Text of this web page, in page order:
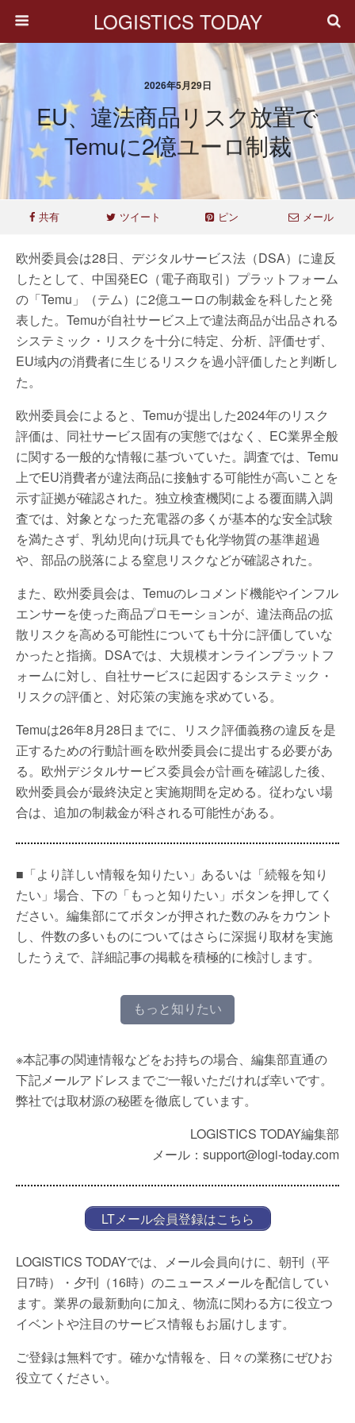
LOGISTICS TODAY
2026年5月29日
EU、違法商品リスク放置で
Temuに2億ユーロ制裁
共有 ツイート ピン メール
欧州委員会は28日、デジタルサービス法（DSA）に違反
したとして、中国発EC（電子商取引）プラットフォーム
の「Temu」（テム）に2億ユーロの制裁金を科したと発
表した。Temuが自社サービス上で違法商品が出品される
システミック・リスクを十分に特定、分析、評価せず、
EU域内の消費者に生じるリスクを過小評価したと判断し
た。
欧州委員会によると、Temuが提出した2024年のリスク
評価は、同社サービス固有の実態ではなく、EC業界全般
に関する一般的な情報に基づいていた。調査では、Temu
上でEU消費者が違法商品に接触する可能性が高いことを
示す証拠が確認された。独立検査機関による覆面購入調
査では、対象となった充電器の多くが基本的な安全試験
を満たさず、乳幼児向け玩具でも化学物質の基準超過
や、部品の脱落による窒息リスクなどが確認された。
また、欧州委員会は、Temuのレコメンド機能やインフル
エンサーを使った商品プロモーションが、違法商品の拡
散リスクを高める可能性についても十分に評価していな
かったと指摘。DSAでは、大規模オンラインプラットフ
ォームに対し、自社サービスに起因するシステミック・
リスクの評価と、対応策の実施を求めている。
Temuは26年8月28日までに、リスク評価義務の違反を是
正するための行動計画を欧州委員会に提出する必要があ
る。欧州デジタルサービス委員会が計画を確認した後、
欧州委員会が最終決定と実施期間を定める。従わない場
合は、追加の制裁金が科される可能性がある。
■「より詳しい情報を知りたい」あるいは「続報を知り
たい」場合、下の「もっと知りたい」ボタンを押してく
ださい。編集部にてボタンが押された数のみをカウント
し、件数の多いものについてはさらに深掘り取材を実施
したうえで、詳細記事の掲載を積極的に検討します。
もっと知りたい
※本記事の関連情報などをお持ちの場合、編集部直通の
下記メールアドレスまでご一報いただければ幸いです。
弊社では取材源の秘匿を徹底しています。
LOGISTICS TODAY編集部
メール：support@logi-today.com
LTメール会員登録はこちら
LOGISTICS TODAYでは、メール会員向けに、朝刊（平
日7時）・夕刊（16時）のニュースメールを配信してい
ます。業界の最新動向に加え、物流に関わる方に役立つ
イベントや注目のサービス情報もお届けします。
ご登録は無料です。確かな情報を、日々の業務にぜひお
役立てください。